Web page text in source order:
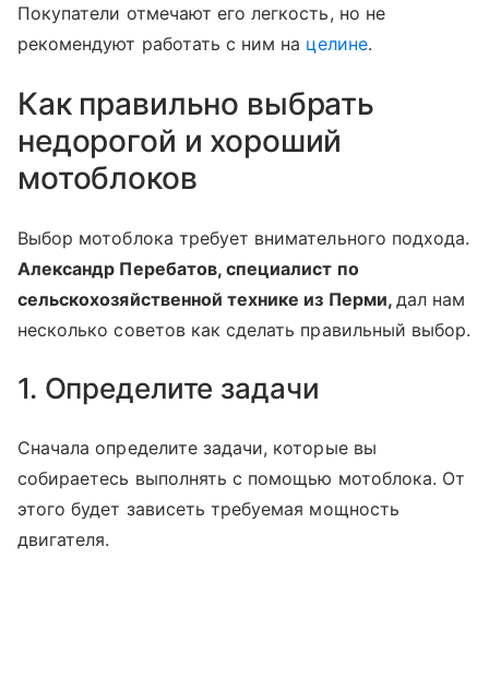
Покупатели отмечают его легкость, но не
рекомендуют работать с ним на целине.
Как правильно выбрать
недорогой и хороший
мотоблоков
Выбор мотоблока требует внимательного подхода.
Александр Перебатов, специалист по
сельскохозяйственной технике из Перми, дал нам
несколько советов как сделать правильный выбор.
1. Определите задачи
Сначала определите задачи, которые вы
собираетесь выполнять с помощью мотоблока. От
этого будет зависеть требуемая мощность
двигателя.